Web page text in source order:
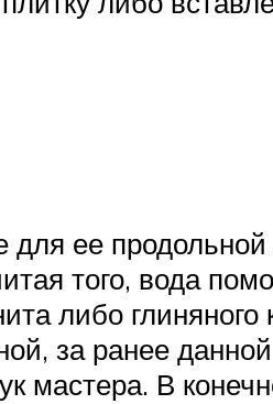
для ее
того, вода
либо
за ранее
мастера. В